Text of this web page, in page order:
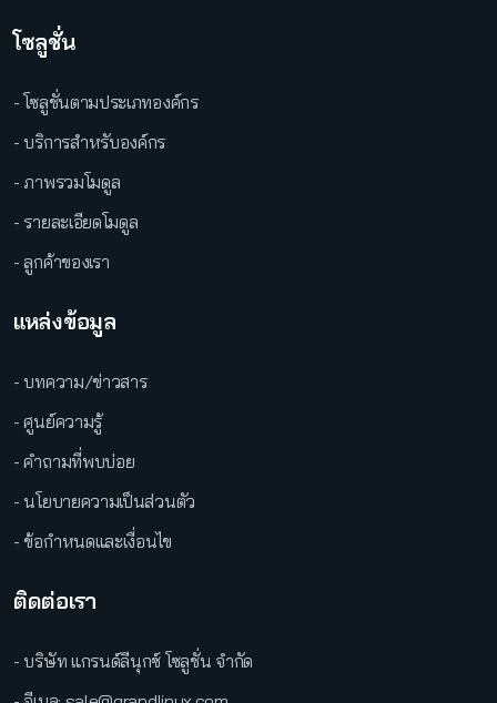
โซลูชั่น
- โซลูชั่นตามประเภทองค์กร
- บริการสำหรับองค์กร
- ภาพรวมโมดูล
- รายละเอียดโมดูล
- ลูกค้าของเรา
แหล่งข้อมูล
- บทความ/ข่าวสาร
- ศูนย์ความรู้
- คำถามที่พบบ่อย
- นโยบายความเป็นส่วนตัว
- ข้อกำหนดและเงื่อนไข
ติดต่อเรา
- บริษัท แกรนด์ลีนุกซ์ โซลูชั่น จำกัด